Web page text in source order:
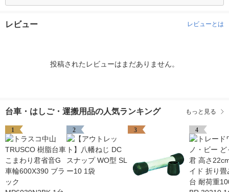
レビュー レビューとは
投稿されたレビューはまだありません。
台車・はしご・運搬用品の人気ランキング もっと見る
1 2 3 4